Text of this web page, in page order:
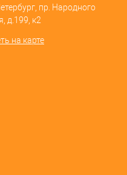
пр. Народного
д.199, к2
на карте